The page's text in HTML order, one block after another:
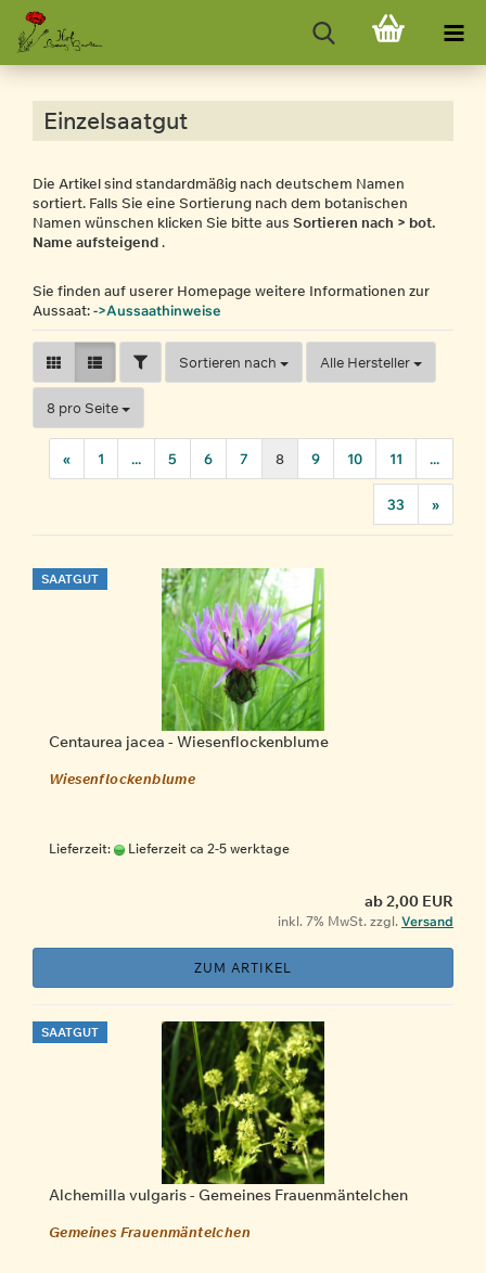
Einzelsaatgut
Die Artikel sind standardmäßig nach deutschem Namen
sortiert. Falls Sie eine Sortierung nach dem botanischen
Namen wünschen klicken Sie bitte aus Sortieren nach > bot.
Name aufsteigend .
Sie finden auf userer Homepage weitere Informationen zur
Aussaat:->Aussaathinweise
FILTERSortieren nach
Sortieren nach Alle Hersteller
8 pro Seite
pro Seite
« 1 ... 5 6 7 8 9 10 11 ...
33 »
SAATGUT
Centaurea jacea - Wiesenflockenblume
Wiesenflockenblume
Lieferzeit: Lieferzeit ca 2-5 werktage
ab 2,00 EUR
inkl. 7% MwSt. zzgl. Versand
ZUM ARTIKEL
SAATGUT
Alchemilla vulgaris - Gemeines Frauenmäntelchen
Gemeines Frauenmäntelchen